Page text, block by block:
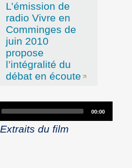
L’émission de
radio Vivre en
Comminges de
juin 2010
propose
l’intégralité du
débat en écoute
Audio
Player
00:00
Extraits du film